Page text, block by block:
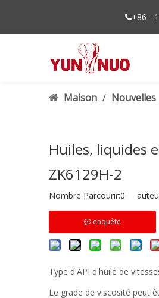
+86 -
Maison / Nouvelles
Huiles, liquides
ZK6129H-2
Nombre Parcourir:0
enquête
Type d'API d'huile de
Le grade de viscosité peut